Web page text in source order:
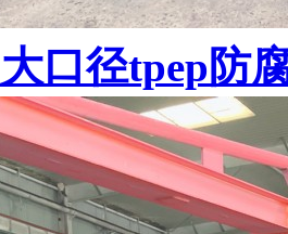
口径tpep防